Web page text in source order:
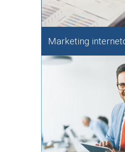
Marketing